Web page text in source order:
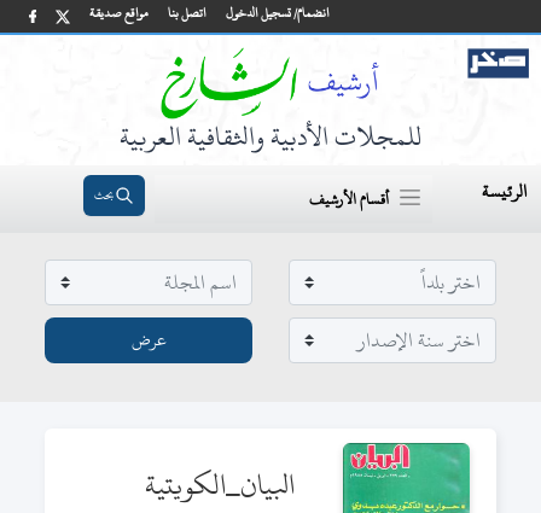
مواقع صديقة اتصل بنا انضمام/ تسجيل الدخول
للمجلات الأدبية والثقافية العربية
الرئيسة أقسام الأرشيف بحث
البيان_الكويتية